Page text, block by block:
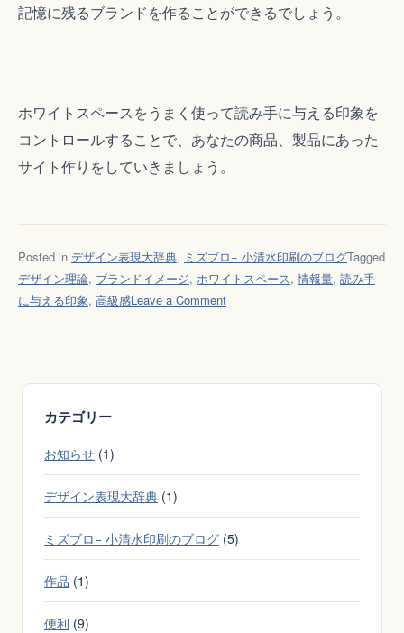
記憶に残るブランドを作ることができるでしょう。
ホワイトスペースをうまく使って読み手に与える印象を
コントロールすることで、あなたの商品、製品にあった
サイト作りをしていきましょう。
Posted in デザイン表現大辞典, ミズブロ− 小清水印刷のブログTagged
デザイン理論, ブランドイメージ, ホワイトスペース,情報量, 読み手
に与える印象, 高級感Leave a Commenton
工
読
手
に
与
る
カテゴリー
お知らせ (1)
デザイン表現大辞典 (1)
ミズブロ− 小清水印刷のブログ (5)
作品 (1)
便利 (9)